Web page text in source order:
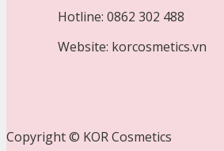
Hotline: 0862 302 488
Website: korcosmetics.vn
Copyright © KOR Cosmetics